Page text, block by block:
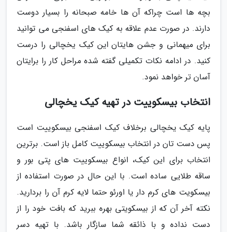
بچه ها است چراکه آن ها خامه صبحانه را بسیار دوست
دارند. در صورت عدم علاقه به کیک های اسفنجی می توانید
برای میهمانی و جشن هایتان این کیک یخچالی را درست
کنید. در ادامه نکات تکمیلی گفته شده مراحل کار را برایتان
آسان تر خواهد نمود.
انتخاب بیسکوییت در تهیه کیک یخچالی
پایه کیک یخچالی برخلاف کیک اسفنجی بیسکوییت است
پس دست تان در انتخاب بیسکوییت کامل باز است. برترین
انتخاب برای این کیک، انواع بیسکوییت های پتی بور و
ساقه طلایی ساده است. با این حال در صورت استفاده از
بیسکویت های کرم دار یا اورئو حتما لایه کرم آن را بردارید.
نکته آخر آن که از بیسکویتی بهره ببرید که بافت خود را از
دست نداده و با ذائقه شما سازگار باشد. با تهیه دسر